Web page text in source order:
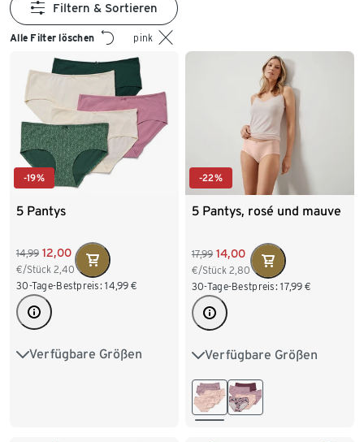
Alle Filter löschen pink
Filtern & Sortieren
-19%
5 Pantys
14,99 12,00
€/Stück 2,40
30-Tage-Bestpreis: 14,99 €
Verfügbare Größen
S 36/38 M 40/42
-22%
5 Pantys, rosé und mauve
17,99 14,00
€/Stück 2,80
30-Tage-Bestpreis: 17,99 €
Verfügbare Größen
S 36/38 M 40/42
L 44/46